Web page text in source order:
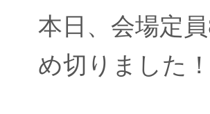
本日、会場定
め切りました